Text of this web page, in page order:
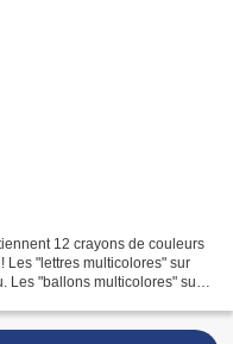
12 crayons de couleurs
Les "lettres multicolores" sur
Les "ballons multicolores" sur